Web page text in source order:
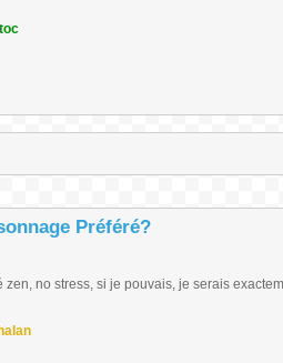
Préféré?
zen, no stress, si je pouvais, je serais